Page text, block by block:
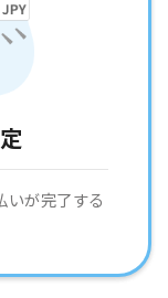
いが完了する